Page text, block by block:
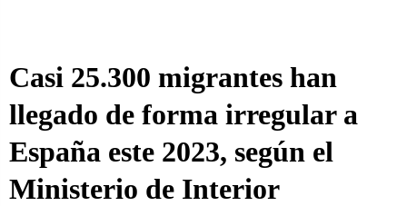
Casi 25.300 migrantes han
llegado de forma irregular a
España este 2023, según el
Ministerio de Interior